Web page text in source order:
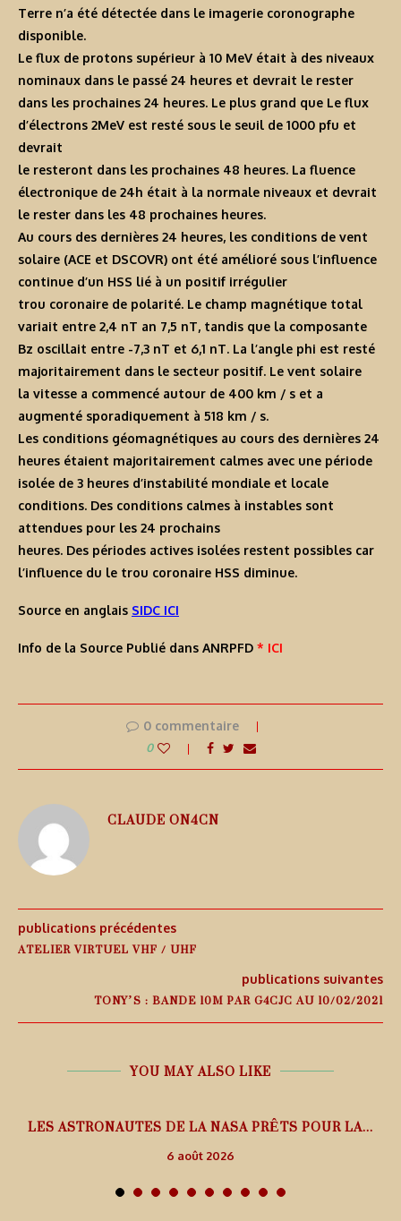
Terre n’a été détectée dans le imagerie coronographe
disponible.
Le flux de protons supérieur à 10 MeV était à des niveaux
nominaux dans le passé 24 heures et devrait le rester
dans les prochaines 24 heures. Le plus grand que Le flux
d’électrons 2MeV est resté sous le seuil de 1000 pfu et
devrait
le resteront dans les prochaines 48 heures. La fluence
électronique de 24h était à la normale niveaux et devrait
le rester dans les 48 prochaines heures.
Au cours des dernières 24 heures, les conditions de vent
solaire (ACE et DSCOVR) ont été amélioré sous l’influence
continue d’un HSS lié à un positif irrégulier
trou coronaire de polarité. Le champ magnétique total
variait entre 2,4 nT an 7,5 nT, tandis que la composante
Bz oscillait entre -7,3 nT et 6,1 nT. La l’angle phi est resté
majoritairement dans le secteur positif. Le vent solaire
la vitesse a commencé autour de 400 km / s et a
augmenté sporadiquement à 518 km / s.
Les conditions géomagnétiques au cours des dernières 24
heures étaient majoritairement calmes avec une période
isolée de 3 heures d’instabilité mondiale et locale
conditions. Des conditions calmes à instables sont
attendues pour les 24 prochains
heures. Des périodes actives isolées restent possibles car
l’influence du le trou coronaire HSS diminue.
Source en anglais SIDC ICI
Info de la Source Publié dans ANRPFD * ICI
0 commentaire
0
CLAUDE ON4CN
publications précédentes
ATELIER VIRTUEL VHF / UHF
publications suivantes
TONY’S : BANDE 10M PAR G4CJC AU 10/02/2021
YOU MAY ALSO LIKE
LES ASTRONAUTES DE LA NASA PRÊTS POUR LA...
6 août 2026